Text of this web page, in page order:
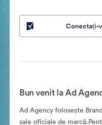
Conectați-
Bun venit la Ad
Ad Agency folosește
sale oficiale de